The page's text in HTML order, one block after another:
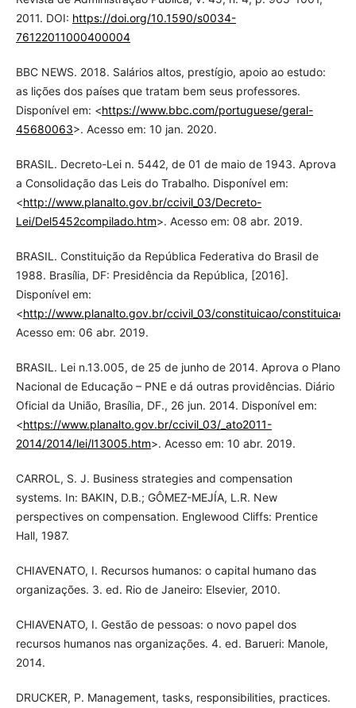
2011. DOI: https://doi.org/10.1590/s0034-
76122011000400004
BBC NEWS. 2018. Salários altos, prestígio, apoio ao estudo:
as lições dos países que tratam bem seus professores.
Disponível em: <https://www.bbc.com/portuguese/geral-
45680063>. Acesso em: 10 jan. 2020.
BRASIL. Decreto-Lei n. 5442, de 01 de maio de 1943. Aprova
a Consolidação das Leis do Trabalho. Disponível em:
<http://www.planalto.gov.br/ccivil_03/Decreto-
Lei/Del5452compilado.htm>. Acesso em: 08 abr. 2019.
BRASIL. Constituição da República Federativa do Brasil de
1988. Brasília, DF: Presidência da República, [2016].
Disponível em:
<http://www.planalto.gov.br/ccivil_03/constituicao/
Acesso em: 06 abr. 2019.
BRASIL. Lei n.13.005, de 25 de junho de 2014. Aprova o Plano
Nacional de Educação – PNE e dá outras providências. Diário
Oficial da União, Brasília, DF., 26 jun. 2014. Disponível em:
<https://www.planalto.gov.br/ccivil_03/_ato2011-
2014/2014/lei/l13005.htm>. Acesso em: 10 abr. 2019.
CARROL, S. J. Business strategies and compensation
systems. In: BAKIN, D.B.; GÔMEZ-MEJÍA, L.R. New
perspectives on compensation. Englewood Cliffs: Prentice
Hall, 1987.
CHIAVENATO, I. Recursos humanos: o capital humano das
organizações. 3. ed. Rio de Janeiro: Elsevier, 2010.
CHIAVENATO, I. Gestão de pessoas: o novo papel dos
recursos humanos nas organizações. 4. ed. Barueri: Manole,
2014.
DRUCKER, P. Management, tasks, responsibilities, practices.